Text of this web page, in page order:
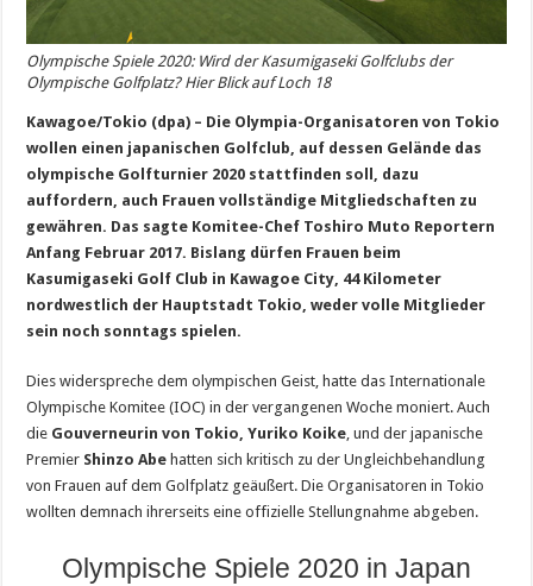
Olympische Spiele 2020: Wird der Kasumigaseki Golfclubs der
Olympische Golfplatz? Hier Blick auf Loch 18
Kawagoe/Tokio (dpa) – Die Olympia-Organisatoren von Tokio
wollen einen japanischen Golfclub, auf dessen Gelände das
olympische Golfturnier 2020 stattfinden soll, dazu
auffordern, auch Frauen vollständige Mitgliedschaften zu
gewähren. Das sagte Komitee-Chef Toshiro Muto Reportern
Anfang Februar 2017. Bislang dürfen Frauen beim
Kasumigaseki Golf Club in Kawagoe City, 44 Kilometer
nordwestlich der Hauptstadt Tokio, weder volle Mitglieder
sein noch sonntags spielen.
Dies widerspreche dem olympischen Geist, hatte das Internationale
Olympische Komitee (IOC) in der vergangenen Woche moniert. Auch
die Gouverneurin von Tokio, Yuriko Koike, und der japanische
Premier Shinzo Abe hatten sich kritisch zu der Ungleichbehandlung
von Frauen auf dem Golfplatz geäußert. Die Organisatoren in Tokio
wollten demnach ihrerseits eine offizielle Stellungnahme abgeben.
Olympische Spiele 2020 in Japan